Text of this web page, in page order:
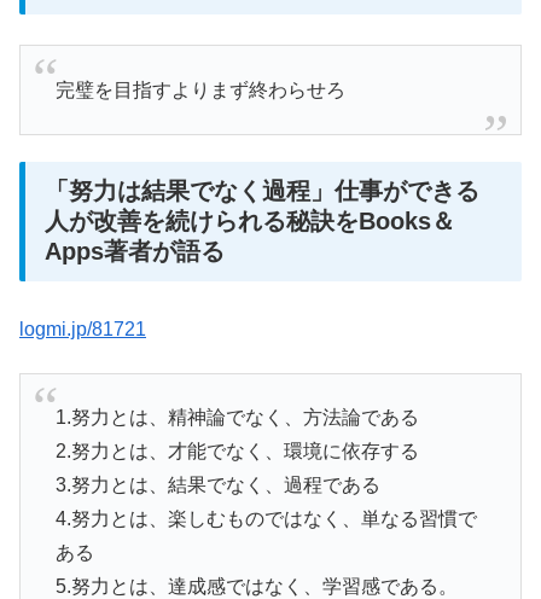
完璧を目指すよりまず終わらせろ
「努力は結果でなく過程」仕事ができる
人が改善を続けられる秘訣をBooks＆
Apps著者が語る
logmi.jp/81721
1.努力とは、精神論でなく、方法論である
2.努力とは、才能でなく、環境に依存する
3.努力とは、結果でなく、過程である
4.努力とは、楽しむものではなく、単なる習慣で
ある
5.努力とは、達成感ではなく、学習感である。